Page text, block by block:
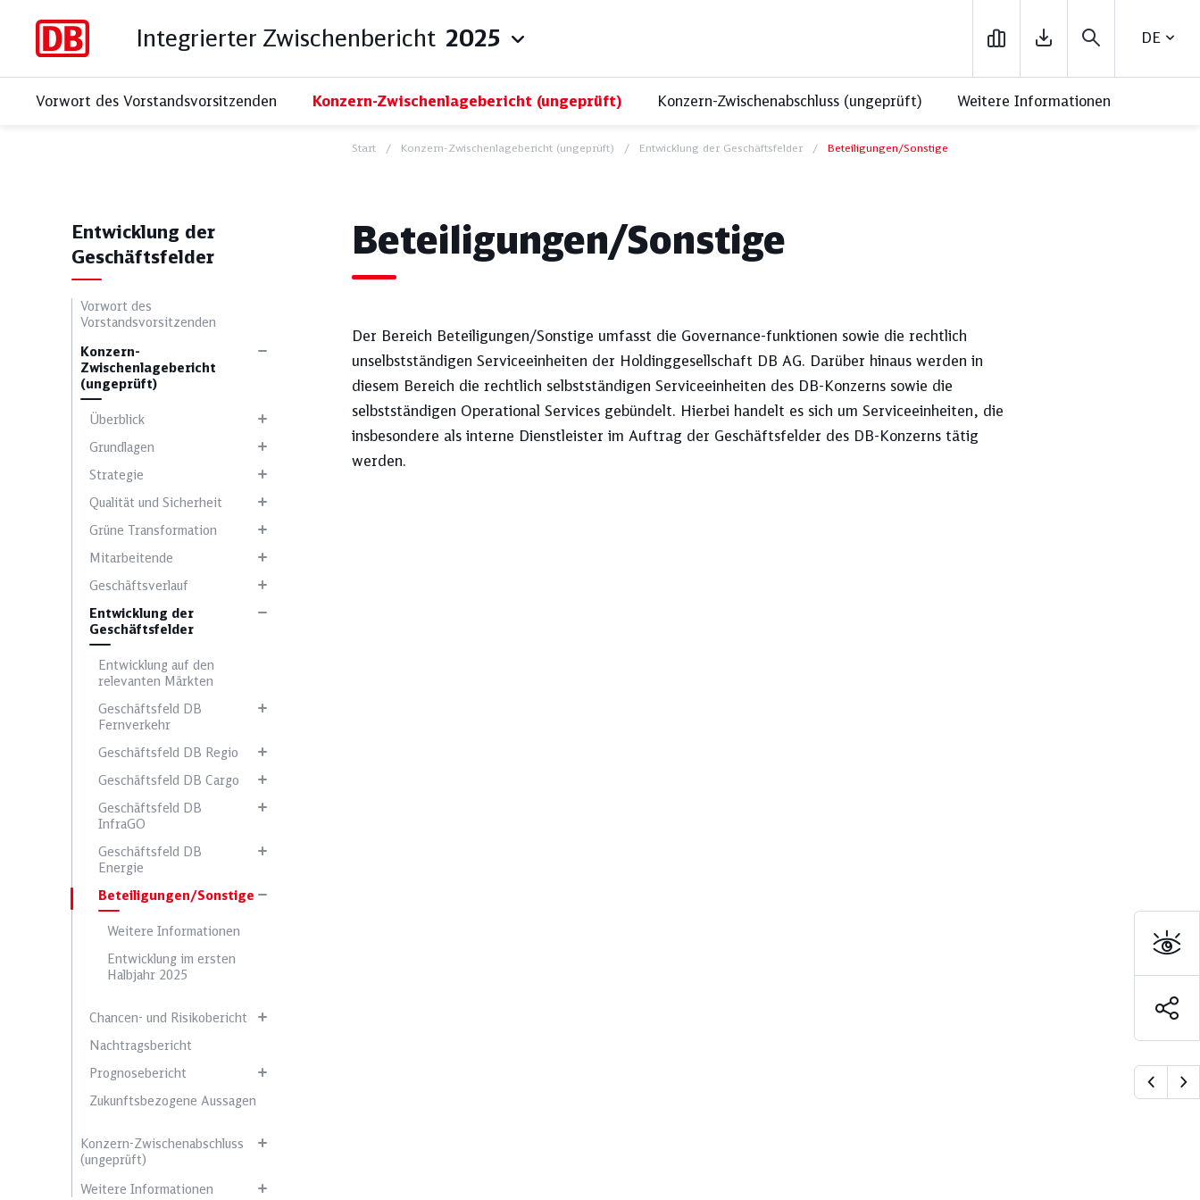
Integrierter Zwischenbericht 2025
Vorwort des Vorstandsvorsitzenden Konzern-Zwischenlagebericht (ungeprüft) Konzern-Zwischenabschluss (ungeprüft) Weitere Informationen
Start Konzern-Zwischenlagebericht (ungeprüft) Entwicklung der Geschäftsfelder Beteiligungen/Sonstige
Entwicklung der
Geschäftsfelder
Vorwort des
Vorstandsvorsitzenden
Konzern-
Zwischenlagebericht
(ungeprüft)
Überblick
Grundlagen
Strategie
Qualität und Sicherheit
Grüne Transformation
Mitarbeitende
Geschäftsverlauf
Entwicklung der
Geschäftsfelder
Entwicklung auf den
relevanten Märkten
Geschäftsfeld DB
Fernverkehr
Geschäftsfeld DB Regio
Geschäftsfeld DB Cargo
Geschäftsfeld DB
InfraGO
Geschäftsfeld DB
Energie
Beteiligungen/Sonstige
Weitere Informationen
Entwicklung im ersten
Halbjahr 2025
Chancen- und Risikobericht
Nachtragsbericht
Prognosebericht
Zukunftsbezogene Aussagen
Konzern-Zwischenabschluss
(ungeprüft)
Weitere Informationen
Beteiligungen/Sonstige
Der Bereich Beteiligungen/Sonstige umfasst die Governance-funktionen sowie die rechtlich
unselbstständigen Service­ein­heiten der Holdinggesellschaft DB AG. Darüber hinaus werden in
diesem Bereich die rechtlich selbstständigen Serviceeinheiten des DB-Konzerns sowie die
selbstständigen Operational Services gebündelt. Hierbei handelt es sich um Serviceeinheiten, die
insbesondere als interne Dienstleister im Auftrag der Geschäftsfelder des DB-Konzerns tätig
werden.
Alle Themen Soziales Qualität Ökologie
Wählen Sie ein Thema aus, und sehen Sie sich unten Ihre Ergebnisse an
Klimaschutz